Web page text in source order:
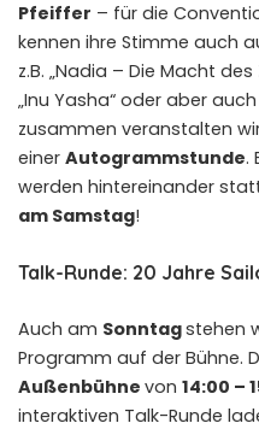
Pfeiffer – für die
kennen ihre Stimme auch
z.B. „Nadia – Die Macht des
„Inu Yasha“ oder aber
zusammen veranstalten
einer Autogrammstunde.
werden hintereinander
am Samstag!
Talk-Runde: 20 Jahre
Auch am Sonntagstehen
Programm auf der Bühne.
Außenbühne von 14:00 –
interaktiven Talk-Runde